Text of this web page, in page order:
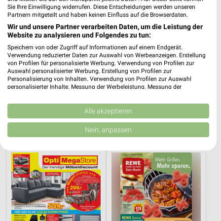
Gültig bis Fr. 14.08.
Wohnen Spezial
Gültig bis Fr. 14.08.
Sie Ihre Einwilligung widerrufen. Diese Entscheidungen werden unseren
Partnern mitgeteilt und haben keinen Einfluss auf die Browserdaten.
Wir und unsere Partner verarbeiten Daten, um die Leistung der
Website zu analysieren und Folgendes zu tun:
Speichern von oder Zugriff auf Informationen auf einem Endgerät.
Verwendung reduzierter Daten zur Auswahl von Werbeanzeigen. Erstellung
von Profilen für personalisierte Werbung. Verwendung von Profilen zur
Auswahl personalisierter Werbung. Erstellung von Profilen zur
Personalisierung von Inhalten. Verwendung von Profilen zur Auswahl
personalisierter Inhalte. Messung der Werbeleistung. Messung der
Kombinationen von Daten aus verschiedenen Quellen. Entwicklung und
Verbesserung der Angebote. Verwendung reduzierter Daten zur Auswahl
von Inhalten.
Daten können außerhalb der Europäischen Union weitergegeben und in die
USA gesendet werden.
Website/App.
Partnerliste anzeigen (1 IAB-Anbieter)
Wir nutzen Ihre Daten für folgende Zwecke:
IAB-Verarbeitungszwecke:
Speichern von oder Zugriff auf Informationen
auf einem Endgerät
Alle akzeptieren
Nein, anpassen